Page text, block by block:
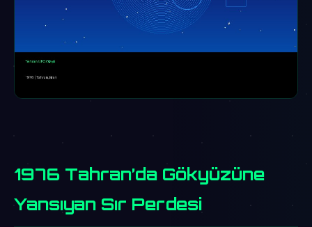
1976 Tahran’da Gökyüzüne
Yansıyan Sır Perdesi